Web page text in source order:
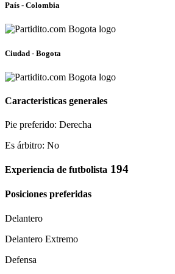
País - Colombia
Ciudad - Bogota
Caracteristicas generales
Pie preferido: Derecha
Es árbitro: No
Experiencia de futbolista 194
Posiciones preferidas
Delantero
Delantero Extremo
Defensa